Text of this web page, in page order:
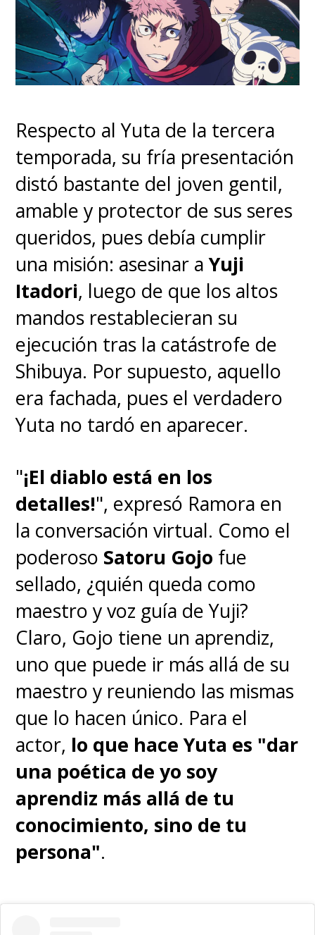
Respecto al Yuta de la tercera
temporada, su fría presentación
distó bastante del joven gentil,
amable y protector de sus seres
queridos, pues debía cumplir
una misión: asesinar aYuji
Itadori, luego de que los altos
mandos restablecieran su
ejecución tras la catástrofe de
Shibuya. Por supuesto, aquello
era fachada, pues el verdadero
Yuta no tardó en aparecer.
"¡El diablo está en los
detalles!", expresó Ramora en
la conversación virtual. Como el
poderoso Satoru Gojo fue
sellado, ¿quién queda como
maestro y voz guía de Yuji?
Claro, Gojo tiene un aprendiz,
uno que puede ir más allá de su
maestro y reuniendo las mismas
que lo hacen único. Para el
actor, lo que hace Yuta es "dar
una poética de yo soy
aprendiz más allá de tu
conocimiento, sino de tu
persona".